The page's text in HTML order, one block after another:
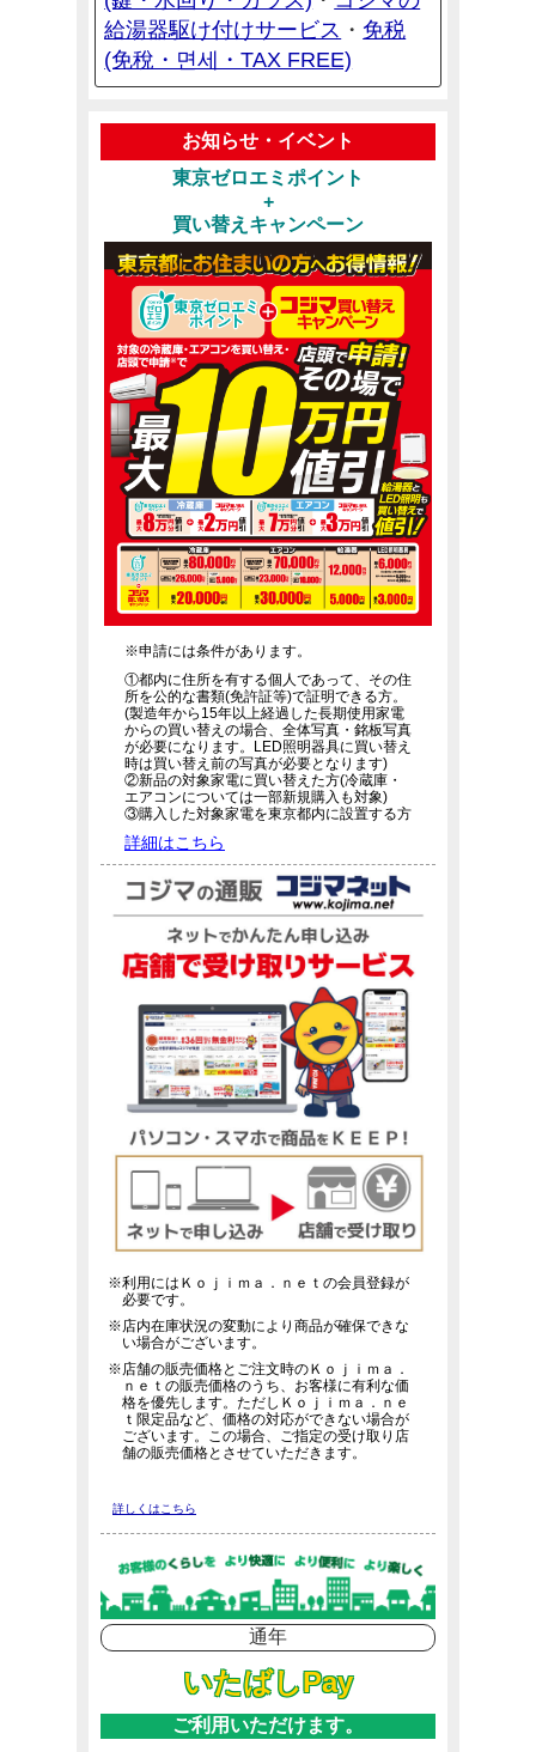
給湯器駆け付けサービス ・ 免税
(免稅・면세・TAX FREE)
お知らせ・イベント
東京ゼロエミポイント
+
買い替えキャンペーン
※申請には条件があります。
①都内に住所を有する個人であって、その住
所を公的な書類(免許証等)で証明できる方。
(製造年から15年以上経過した長期使用家電
からの買い替えの場合、全体写真・銘板写真
が必要になります。LED照明器具に買い替え
時は買い替え前の写真が必要となります)
②新品の対象家電に買い替えた方(冷蔵庫・
エアコンについては一部新規購入も対象)
③購入した対象家電を東京都内に設置する方
詳細はこちら
※利用にはＫｏｊｉｍａ．ｎｅｔの会員登録が
必要です。
※店内在庫状況の変動により商品が確保できな
い場合がございます。
※店舗の販売価格とご注文時のＫｏｊｉｍａ．
ｎｅｔの販売価格のうち、お客様に有利な価
格を優先します。ただしＫｏｊｉｍａ．ｎｅ
ｔ限定品など、価格の対応ができない場合が
ございます。この場合、ご指定の受け取り店
舗の販売価格とさせていただきます。
詳しくはこちら
通年
いたばしPay
ご利用いただけます。